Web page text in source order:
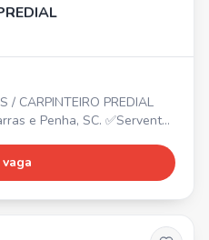
/ CARPINTEIRO PREDIAL
e Penha, SC. ✅Servente